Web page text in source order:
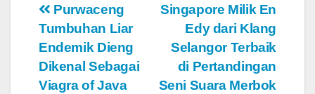
Navigasi
pos
Singapore Milik En
Edy dari Klang
Selangor Terbaik
di Pertandingan
Seni Suara Merbok
Purwaceng
Tumbuhan Liar
Endemik Dieng
Dikenal Sebagai
Viagra of Java